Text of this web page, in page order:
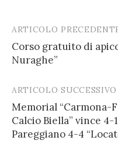
Post
navigation
ARTICOLO
Corso gratuito di
Nuraghe”
ARTICOLO SUCCESSIVO
Memorial “Carmona-
Calcio Biella” vince 4-
Pareggiano 4-4